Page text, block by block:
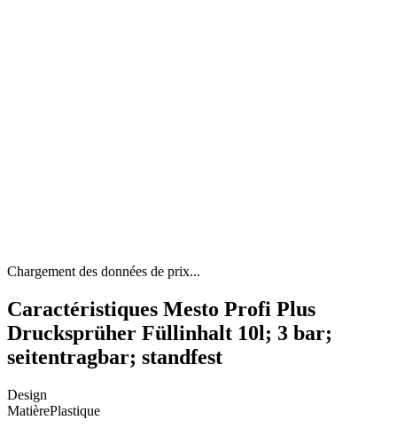
Chargement des données de prix...
Caractéristiques Mesto Profi Plus
Drucksprüher Füllinhalt 10l; 3 bar;
seitentragbar; standfest
Design
MatièrePlastique